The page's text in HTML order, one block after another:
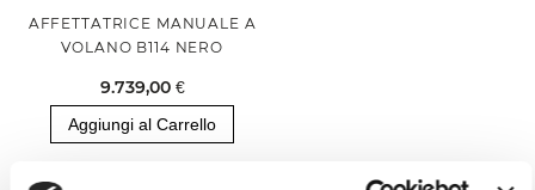
AFFETTATRICE MANUALE A
VOLANO B114 NERO
9.739,00 €
Aggiungi al Carrello